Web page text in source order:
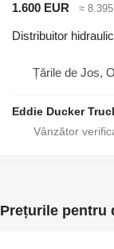
1.600 EUR ≈
Distribuitor hidraulic
Țările de Jos,
Eddie Ducker
Prețurile pentru